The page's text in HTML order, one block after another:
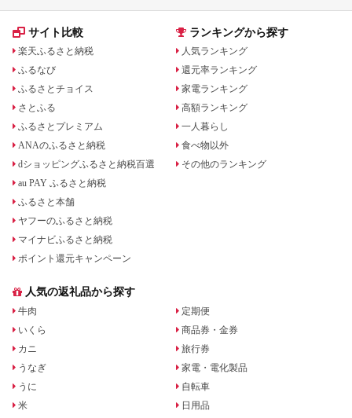
人気 おすすめ 旅行ク
ン ネット予約 電話 有
サイト比較
楽天ふるさと納税
ふるなび
ふるさとチョイス
さとふる
ふるさとプレミアム
ANAのふるさと納税
dショッピングふるさと納税百選
au PAY ふるさと納税
ふるさと本舗
ヤフーのふるさと納税
マイナビふるさと納税
ポイント還元キャンペーン
ランキングから探す
人気ランキング
還元率ランキング
家電ランキング
高額ランキング
一人暮らし
食べ物以外
その他のランキング
人気の返礼品から探す
牛肉
いくら
カニ
うなぎ
うに
米
定期便
商品券・金券
旅行券
家電・電化製品
自転車
日用品